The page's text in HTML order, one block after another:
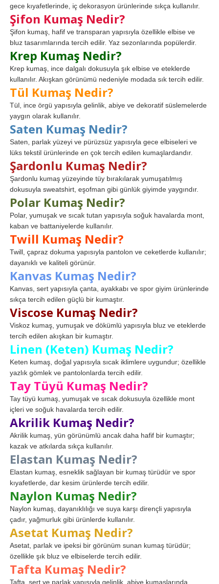
gece kıyafetlerinde, iç dekorasyon ürünlerinde sıkça kullanılır.
Şifon Kumaş Nedir?
Şifon kumaş, hafif ve transparan yapısıyla özellikle elbise ve
bluz tasarımlarında tercih edilir. Yaz sezonlarında popülerdir.
Krep Kumaş Nedir?
Krep kumaş, ince dalgalı dokusuyla şık elbise ve eteklerde
kullanılır. Akışkan görünümü nedeniyle modada sık tercih edilir.
Tül Kumaş Nedir?
Tül, ince örgü yapısıyla gelinlik, abiye ve dekoratif süslemelerde
yaygın olarak kullanılır.
Saten Kumaş Nedir?
Saten, parlak yüzeyi ve pürüzsüz yapısıyla gece elbiseleri ve
lüks tekstil ürünlerinde en çok tercih edilen kumaşlardandır.
Şardonlu Kumaş Nedir?
Şardonlu kumaş yüzeyinde tüy bırakılarak yumuşatılmış
dokusuyla sweatshirt, eşofman gibi günlük giyimde yaygındır.
Polar Kumaş Nedir?
Polar, yumuşak ve sıcak tutan yapısıyla soğuk havalarda mont,
kaban ve battaniyelerde kullanılır.
Twill Kumaş Nedir?
Twill, çapraz dokuma yapısıyla pantolon ve ceketlerde kullanılır;
dayanıklı ve kaliteli görünür.
Kanvas Kumaş Nedir?
Kanvas, sert yapısıyla çanta, ayakkabı ve spor giyim ürünlerinde
sıkça tercih edilen güçlü bir kumaştır.
Viscose Kumaş Nedir?
Viskoz kumaş, yumuşak ve dökümlü yapısıyla bluz ve eteklerde
tercih edilen akışkan bir kumaştır.
Linen (Keten) Kumaş Nedir?
Keten kumaş, doğal yapısıyla sıcak iklimlere uygundur; özellikle
yazlık gömlek ve pantolonlarda tercih edilir.
Tay Tüyü Kumaş Nedir?
Tay tüyü kumaş, yumuşak ve sıcak dokusuyla özellikle mont
içleri ve soğuk havalarda tercih edilir.
Akrilik Kumaş Nedir?
Akrilik kumaş, yün görünümlü ancak daha hafif bir kumaştır;
kazak ve atkılarda sıkça kullanılır.
Elastan Kumaş Nedir?
Elastan kumaş, esneklik sağlayan bir kumaş türüdür ve spor
kıyafetlerde, dar kesim ürünlerde tercih edilir.
Naylon Kumaş Nedir?
Naylon kumaş, dayanıklılığı ve suya karşı dirençli yapısıyla
çadır, yağmurluk gibi ürünlerde kullanılır.
Asetat Kumaş Nedir?
Asetat, parlak ve ipeksi bir görünüm sunan kumaş türüdür;
özellikle şık bluz ve elbiselerde tercih edilir.
Tafta Kumaş Nedir?
Tafta, sert ve parlak yapısıyla gelinlik, abiye kumaşlarında